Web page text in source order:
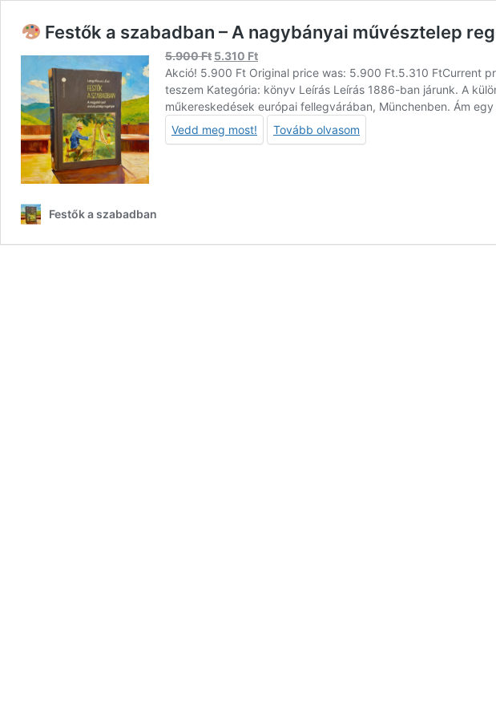
Festők a szabadban – A nagybányai művésztelep
5.900Ft Original
price
was:
5.900 Ft.
5.310 FtCurrent
price
is:
5.310 Ft.
Akció! 5.900 Ft Original price was: 5.900 Ft.5.310 FtCurrent
teszem Kategória: könyv Leírás Leírás 1886-ban járunk. A
műkereskedések európai fellegvárában, Münchenben. Ám
Vedd meg most! Tovább olvasom
Festők a szabadban